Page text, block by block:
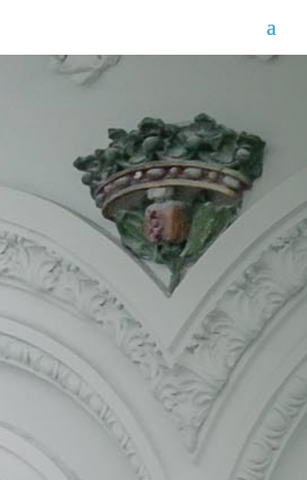
Licitaciones
Energías
Renovables
Nuestra sociedad evoluciona hacia un modelo
energético mucho más sostenible. Un proceso
del todo inevitable en el que las instituciones
públicas están obligadas a participar. No
obstante, no pueden hacerlo solas. Requieren
de los servicios de las empresas privadas del
sector de las
energías renovablespara alcanzar
los objetivos que los ciudadanos esperan que
alcancen. Para ello, deben hacer uso de las
contrataciones públicas a través de todo tipo de
licitaciones. Un escenario lleno de
oportunidades para las empresas españolas del
Mejora de la eficiencia energética en